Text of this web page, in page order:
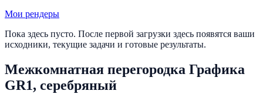
Мои рендеры
Пока здесь пусто. После первой загрузки здесь появятся ваши
исходники, текущие задачи и готовые результаты.
Межкомнатная перегородка Графика
GR1, серебряный